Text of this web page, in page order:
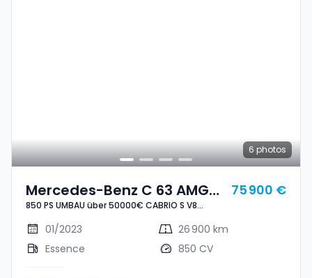
6 photos
Mercedes-Benz C 63 AMG
850 PS UMBAU Über 50000€
CABRIO S V8 BITURBO
CARBON SPORTSITZE
850 PS UMBAU über 50000€ CABRIO S V8
NAVI
75 900 €
01/2023
26 900 km
Essence
850 CV